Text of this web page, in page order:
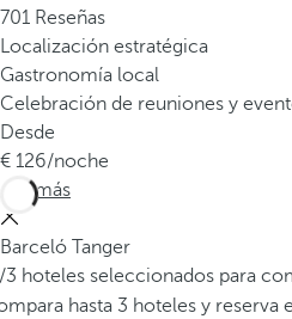
a
o
p
c
i
ó
d
e
l
a
701 Reseñas
Localización estratégica
Gastronomía local
Celebración de reuniones y
Desde
126/noche
Ver más
Barceló Tanger
/3 hoteles seleccionados para
hasta 3 hoteles y reserva